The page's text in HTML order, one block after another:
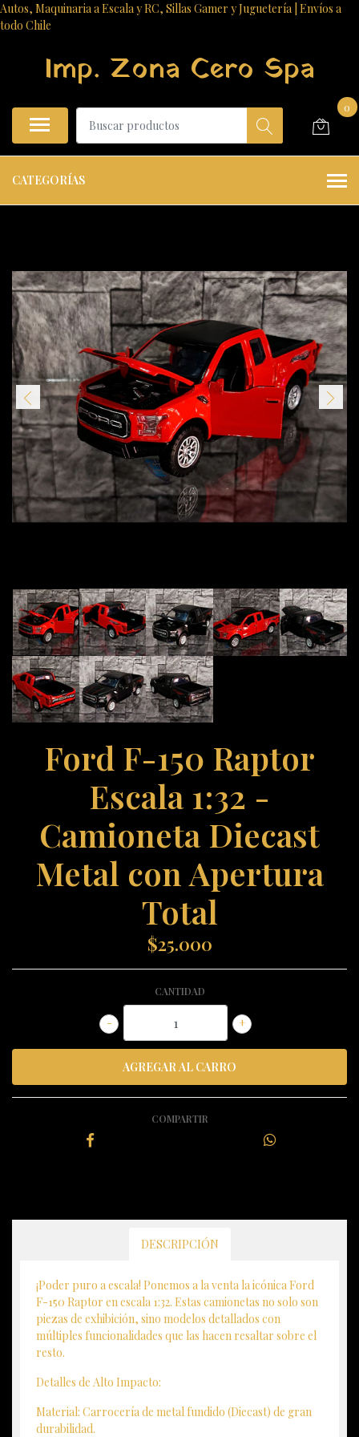
Autos, Maquinaria a Escala y RC, Sillas Gamer y Juguetería | Envíos a
todo Chile
Imp. Zona Cero Spa
0
CATEGORÍAS
Ford F-150 Raptor
Escala 1:32 -
Camioneta Diecast
Metal con Apertura
Total
$25.000
CANTIDAD
+
-
COMPARTIR
DESCRIPCIÓN
¡Poder puro a escala! Ponemos a la venta la icónica Ford
F-150 Raptor en escala 1:32. Estas camionetas no solo son
piezas de exhibición, sino modelos detallados con
múltiples funcionalidades que las hacen resaltar sobre el
resto.
Detalles de Alto Impacto:
Material: Carrocería de metal fundido (Diecast) de gran
durabilidad.